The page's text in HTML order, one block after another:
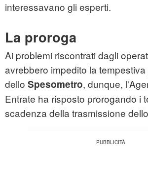
interessavano gli esperti.
La proroga
Ai problemi riscontrati dagli
avrebbero impedito la
dello Spesometro, dunque,
Entrate ha risposto prorogando i
scadenza della trasmissione